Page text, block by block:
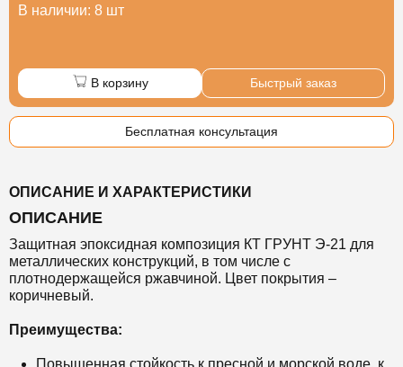
В наличии: 8 шт
В корзину Быстрый заказ
Бесплатная консультация
ОПИСАНИЕ И ХАРАКТЕРИСТИКИ
ОПИСАНИЕ
Защитная эпоксидная композиция КТ ГРУНТ Э-21 для
металлических конструкций, в том числе с
плотнодержащейся ржавчиной. Цвет покрытия –
коричневый.
Преимущества:
Повышенная стойкость к пресной и морской воде, к